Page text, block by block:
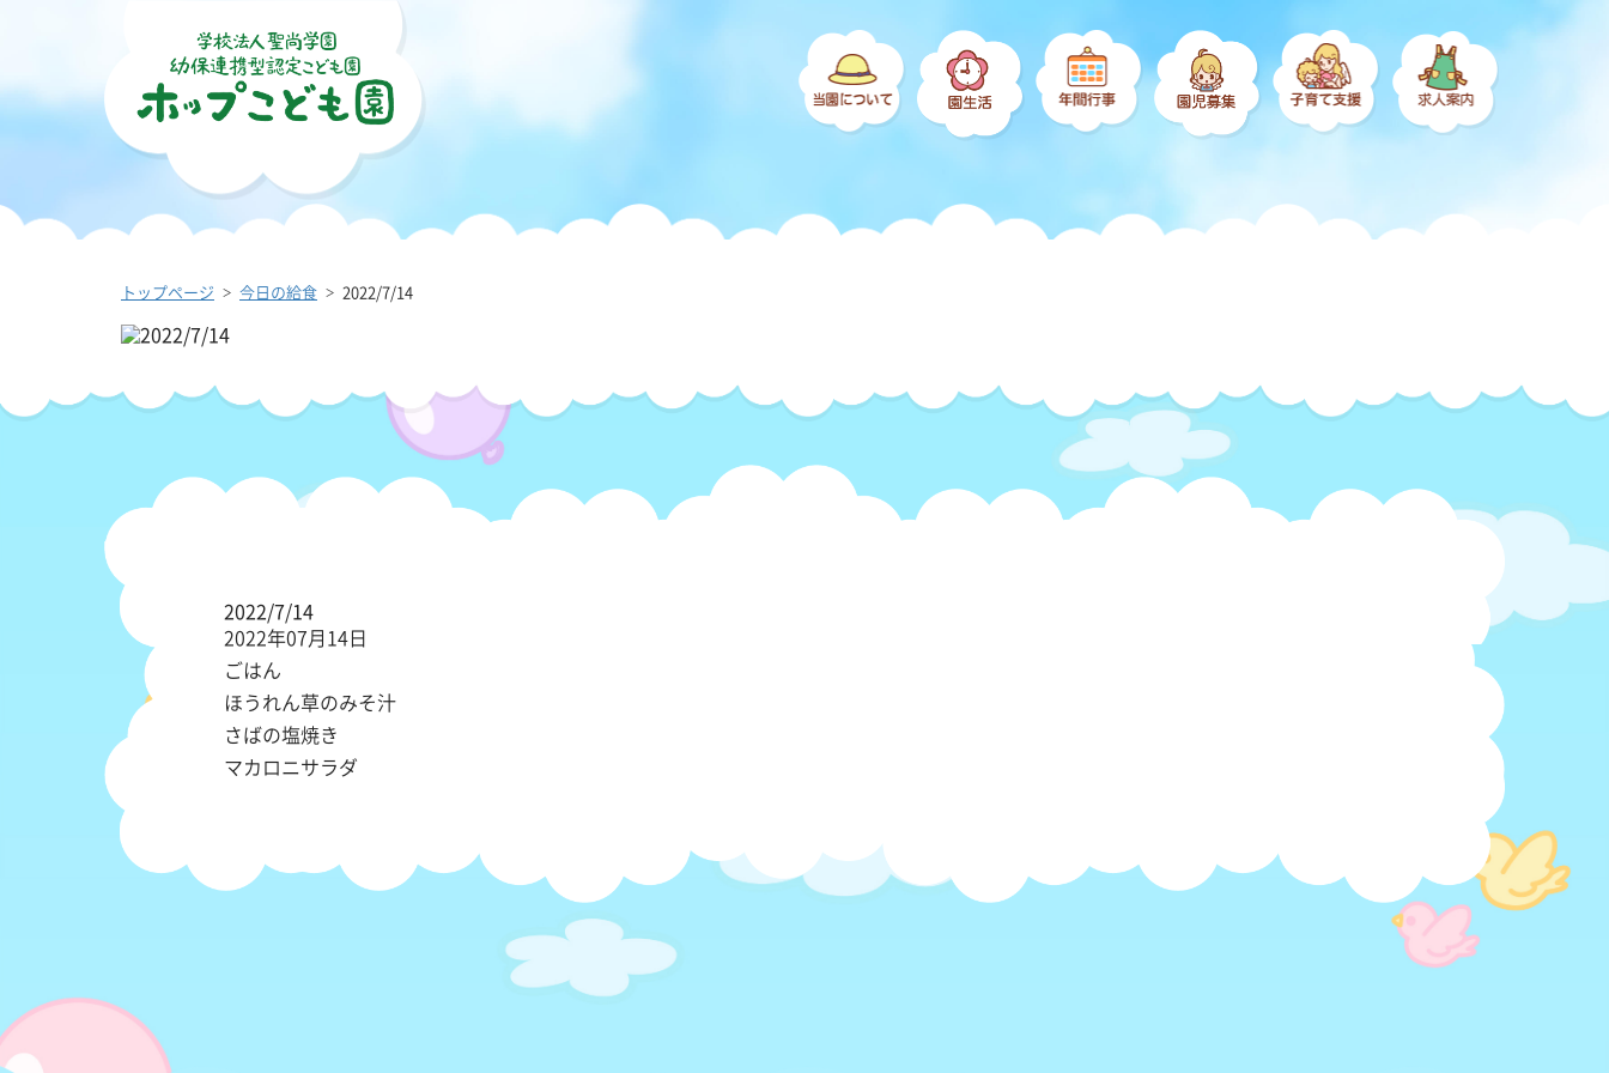
トップページ 今日の給食 2022/7/14
2022/7/14
2022年07月14日
ごはん
ほうれん草のみそ汁
さばの塩焼き
マカロニサラダ